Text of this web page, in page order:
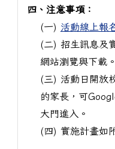
四、注意事項：
(一) 活動線上報
(二) 招生訊息及
網站瀏覽與下載。
(三) 活動日開放
的家長，可
大門進入。
(四) 實施計畫如